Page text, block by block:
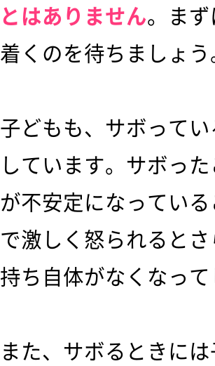
とはありません。ま
着くのを待ちましょう
子どもも、サボって
しています。サボっ
が不安定になってい
で激しく怒られると
持ち自体がなくなっ
また、サボるときに